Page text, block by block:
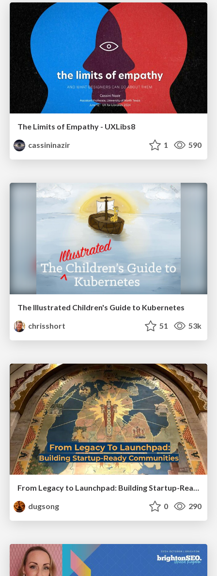
The Limits of Empathy - UXLibs8
cassininazir
1 590
The Illustrated Children's Guide to Kubernetes
chrisshort
51 53k
From Legacy to Launchpad: Building Startup-Ready Communities
dugsong
0 290